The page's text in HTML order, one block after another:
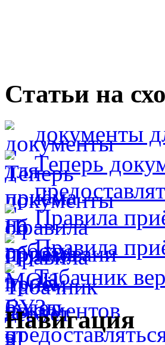
Статьи на
документы
Теперь
Правила
Правила
Табачник
Навигация